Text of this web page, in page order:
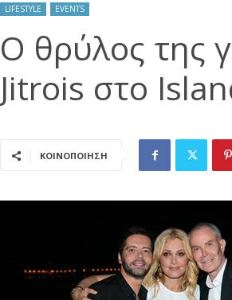
LIFESTYLE EVENTS
O θρύλος της
Jitrois στο
ΚΟΙΝΟΠΟΙΗΣΗ